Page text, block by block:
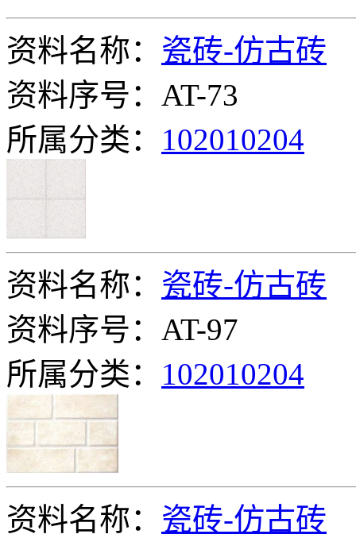
资料名称： 瓷砖-仿古砖
资料序号：AT-73
所属分类： 102010204
资料名称： 瓷砖-仿古砖
资料序号：AT-97
所属分类： 102010204
资料名称： 瓷砖-仿古砖